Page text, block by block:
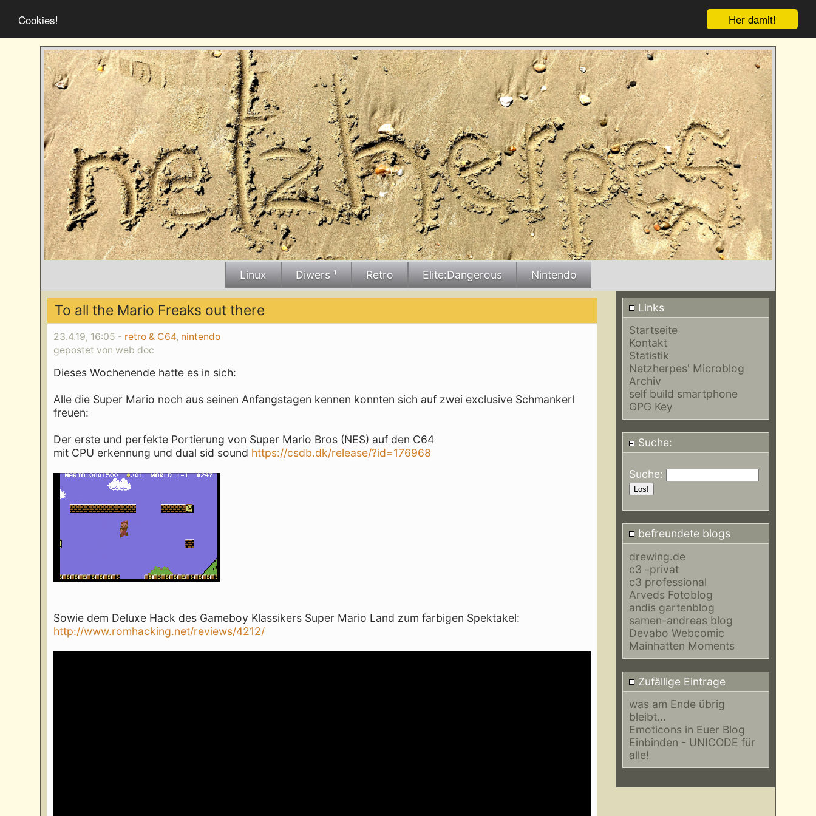
Her damit!
Cookies!
Linux Diwers ¹ Retro Elite:Dangerous Nintendo
Links
Startseite
Kontakt
Statistik
Netzherpes' Microblog
Archiv
self build smartphone
GPG Key
Suche:
Suche:
befreundete blogs
drewing.de
c3 -privat
c3 professional
Arveds Fotoblog
andis gartenblog
samen-andreas blog
Devabo Webcomic
Mainhatten Moments
Zufällige Eintrage
was am Ende übrig
bleibt...
Emoticons in Euer Blog
Einbinden - UNICODE für
alle!
To all the Mario Freaks out there
23.4.19, 16:05 - retro & C64, nintendo
gepostet von web doc
Dieses Wochenende hatte es in sich:
Alle die Super Mario noch aus seinen Anfangstagen kennen konnten sich auf zwei exclusive Schmankerl
freuen:
Der erste und perfekte Portierung von Super Mario Bros (NES) auf den C64
mit CPU erkennung und dual sid sound https://csdb.dk/release/?id=176968
Sowie dem Deluxe Hack des Gameboy Klassikers Super Mario Land zum farbigen Spektakel:
http://www.romhacking.net/reviews/4212/